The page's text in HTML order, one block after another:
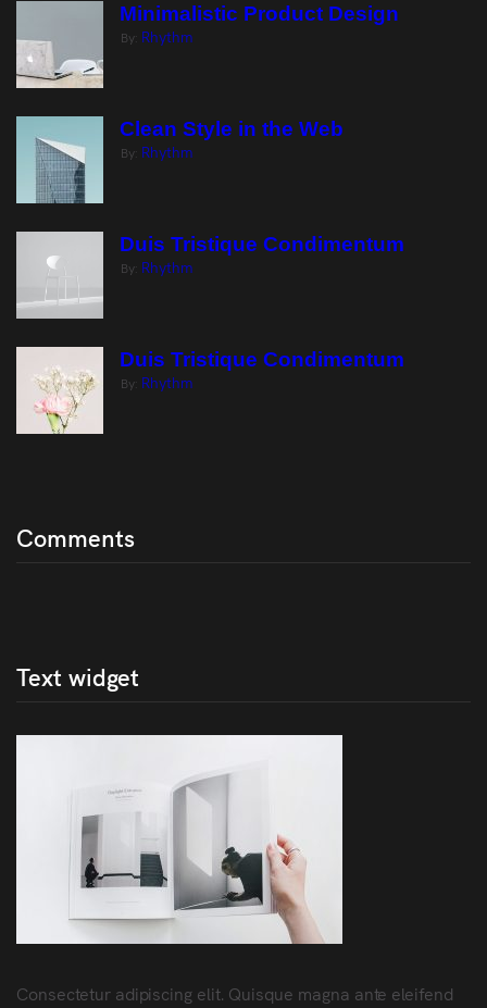
Minimalistic Product Design
By: Rhythm
Clean Style in the Web
By: Rhythm
Duis Tristique Condimentum
By: Rhythm
Duis Tristique Condimentum
By: Rhythm
Comments
Text widget
Consectetur adipiscing elit. Quisque magna ante eleifend